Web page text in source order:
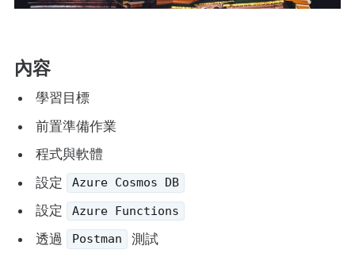
內容
學習目標
前置準備作業
程式與軟體
設定
Azure Cosmos DB
設定 Azure Functions
透過 Postman 測試